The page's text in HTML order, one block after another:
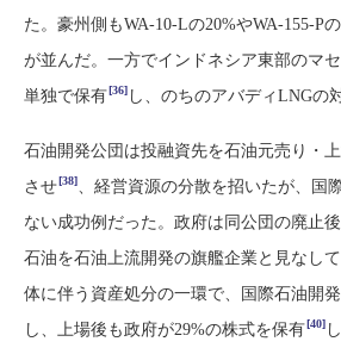
た。豪州側もWA-10-Lの20%やWA-155-P
が並んだ。一方でインドネシア東部のマ
単独で保有[36] し、のちのアバディLNGの
石油開発公団は投融資先を石油元売り・
させ[38]
、経営資源の分散を招いたが、国
ない成功例だった。政府は同公団の廃止
石油を石油上流開発の旗艦企業と見なし
体に伴う資産処分の一環で、国際石油開
し、上場後も政府が29%の株式を保有[40]